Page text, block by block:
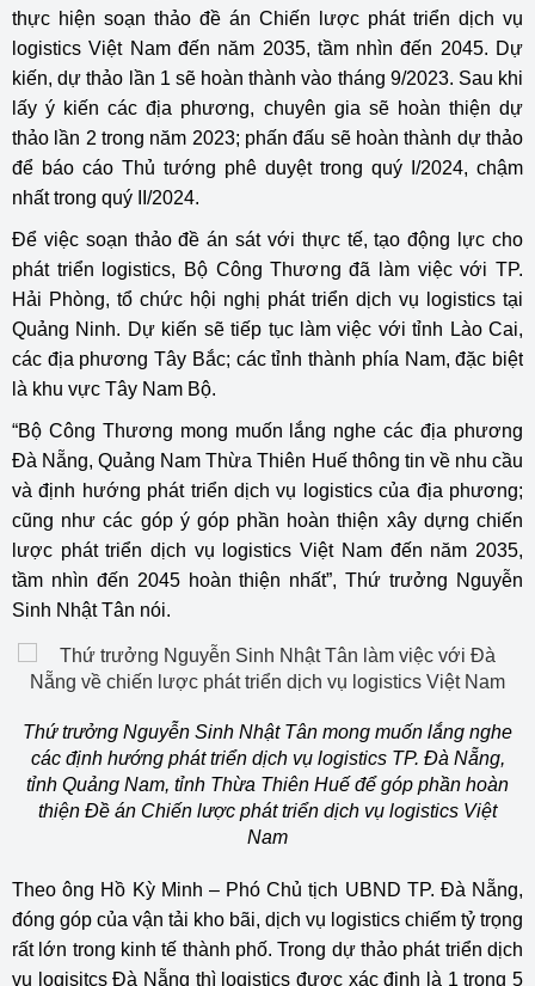
thực hiện soạn thảo đề án Chiến lược phát triển dịch vụ
logistics Việt Nam đến năm 2035, tầm nhìn đến 2045. Dự
kiến, dự thảo lần 1 sẽ hoàn thành vào tháng 9/2023. Sau khi
lấy ý kiến các địa phương, chuyên gia sẽ hoàn thiện dự
thảo lần 2 trong năm 2023; phấn đấu sẽ hoàn thành dự thảo
để báo cáo Thủ tướng phê duyệt trong quý I/2024, chậm
nhất trong quý II/2024.
Để việc soạn thảo đề án sát với thực tế, tạo động lực cho
phát triển logistics, Bộ Công Thương đã làm việc với TP.
Hải Phòng, tổ chức hội nghị phát triển dịch vụ logistics tại
Quảng Ninh. Dự kiến sẽ tiếp tục làm việc với tỉnh Lào Cai,
các địa phương Tây Bắc; các tỉnh thành phía Nam, đặc biệt
là khu vực Tây Nam Bộ.
“Bộ Công Thương mong muốn lắng nghe các địa phương
Đà Nẵng, Quảng Nam Thừa Thiên Huế thông tin về nhu cầu
và định hướng phát triển dịch vụ logistics của địa phương;
cũng như các góp ý góp phần hoàn thiện xây dựng chiến
lược phát triển dịch vụ logistics Việt Nam đến năm 2035,
tầm nhìn đến 2045 hoàn thiện nhất”, Thứ trưởng Nguyễn
Sinh Nhật Tân nói.
Thứ trưởng Nguyễn Sinh Nhật Tân mong muốn lắng nghe
các định hướng phát triển dịch vụ logistics TP. Đà Nẵng,
tỉnh Quảng Nam, tỉnh Thừa Thiên Huế để góp phần hoàn
thiện Đề án Chiến lược phát triển dịch vụ logistics Việt
Nam
Theo ông Hồ Kỳ Minh – Phó Chủ tịch UBND TP. Đà Nẵng,
đóng góp của vận tải kho bãi, dịch vụ logistics chiếm tỷ trọng
rất lớn trong kinh tế thành phố. Trong dự thảo phát triển dịch
vụ logisitcs Đà Nẵng thì logistics được xác định là 1 trong 5